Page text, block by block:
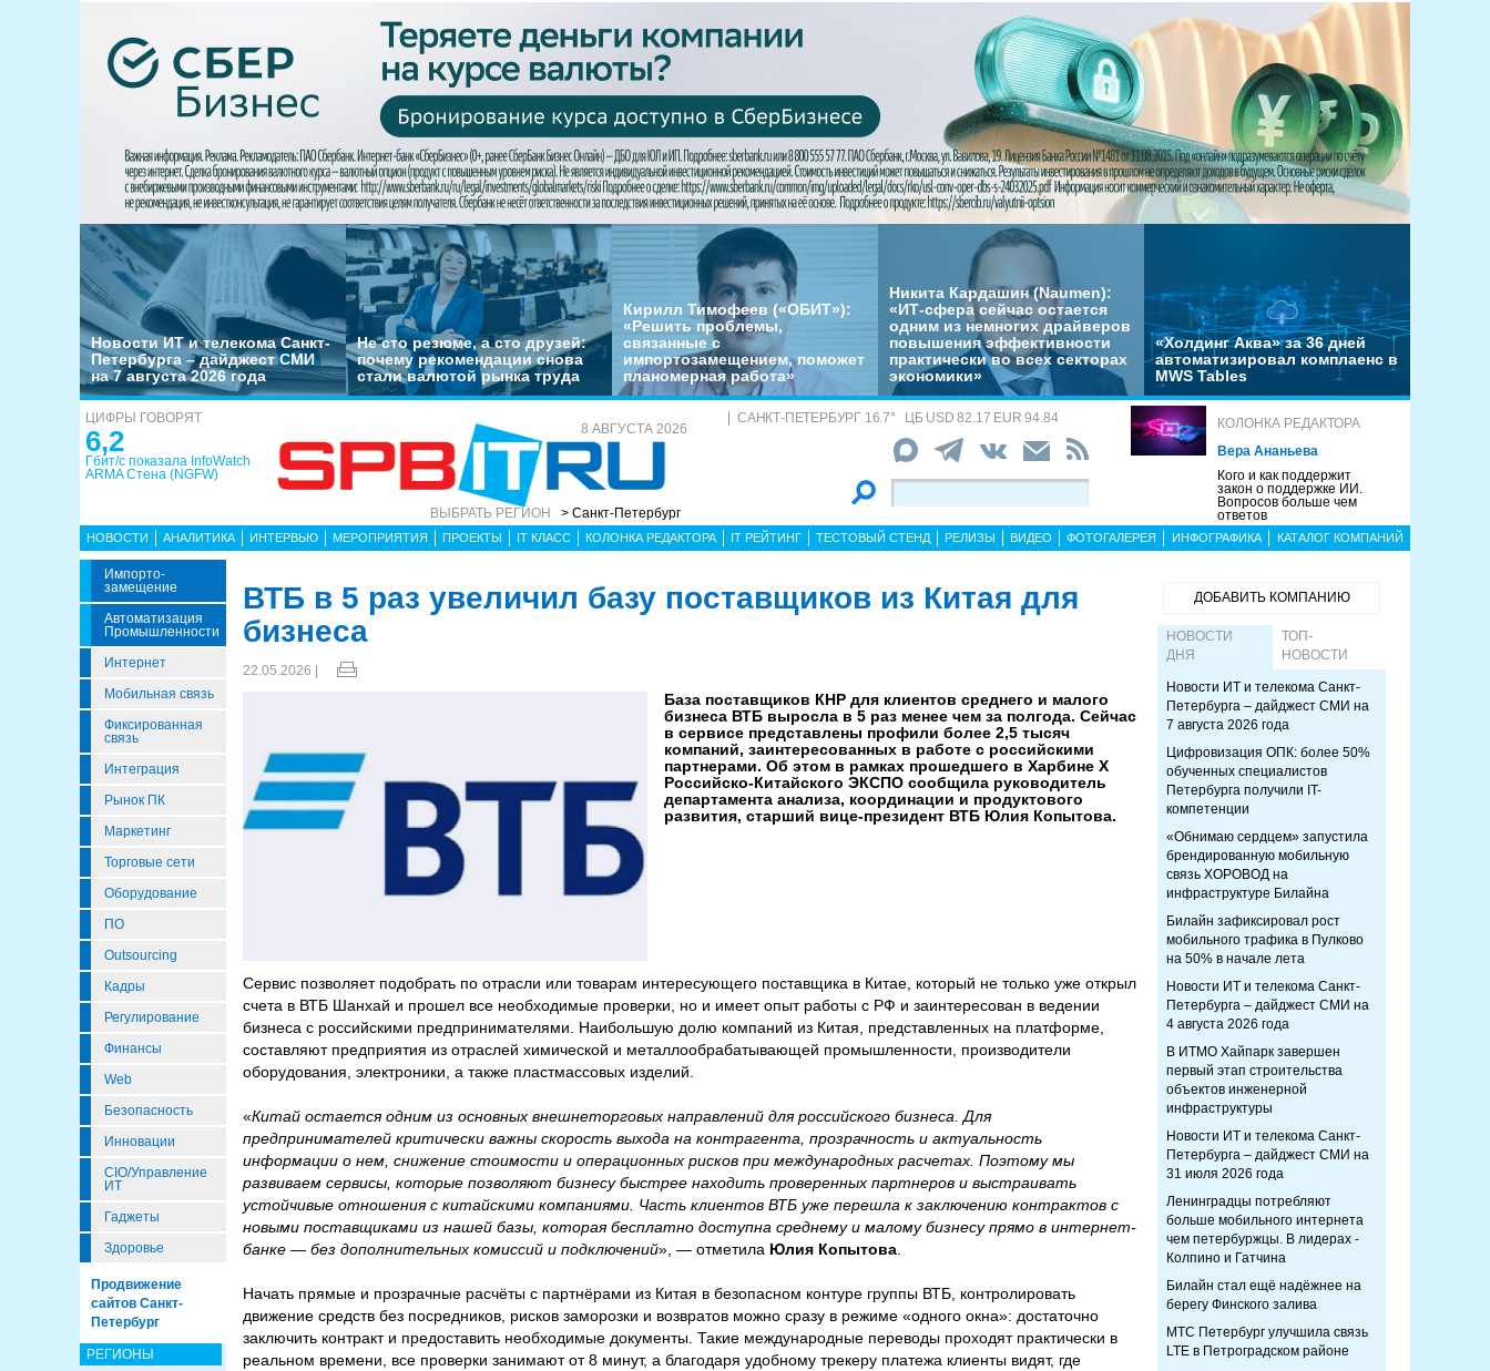
Новости ИТ и телекома Санкт-
Петербурга – дайджест СМИ
на 7 августа 2026 года
Не сто резюме, а сто друзей:
почему рекомендации снова
стали валютой рынка труда
Кирилл Тимофеев («ОБИТ»):
«Решить проблемы,
связанные с
импортозамещением, поможет
планомерная работа»
Никита Кардашин (Naumen):
«ИТ-сфера сейчас остается
одним из немногих драйверов
повышения эффективности
практически во всех секторах
экономики»
«Холдинг Аква» за 36 дней
автоматизировал комплаенс в
MWS Tables
ЦИФРЫ ГОВОРЯТ
6,2
Гбит/с показала InfoWatch
ARMA Стена (NGFW)
8 АВГУСТА 2026
ВЫБРАТЬ РЕГИОН > Санкт-Петербург
САНКТ-ПЕТЕРБУРГ 16.7° ЦБ USD 82.17 EUR 94.84
КОЛОНКА РЕДАКТОРА
Вера Ананьева
Кого и как поддержит
закон о поддержке ИИ.
Вопросов больше чем
ответов
НОВОСТИ АНАЛИТИКА ИНТЕРВЬЮ МЕРОПРИЯТИЯ ПРОЕКТЫ IT КЛАСС КОЛОНКА РЕДАКТОРА IT РЕЙТИНГ ТЕСТОВЫЙ СТЕНД РЕЛИЗЫ ВИДЕО ФОТОГАЛЕРЕЯ ИНФОГРАФИКА КАТАЛОГ КОМПАНИЙ
Импорто­
Замещение
Автоматизация
Промышленности
Интернет
Мобильная связь
Фиксированная
связь
Интеграция
Рынок ПК
Маркетинг
Торговые сети
Оборудование
ПО
Outsourcing
Кадры
Регулирование
Финансы
Web
Безопасность
Инновации
CIO/Управление
ИТ
Гаджеты
Здоровье
Продвижение
сайтов Санкт-
Петербург
РЕГИОНЫ
ВТБ в 5 раз увеличил базу поставщиков из Китая для
бизнеса
22.05.2026 |
База поставщиков КНР для клиентов среднего и малого
бизнеса ВТБ выросла в 5 раз менее чем за полгода. Сейчас
в сервисе представлены профили более 2,5 тысяч
компаний, заинтересованных в работе с российскими
партнерами. Об этом в рамках прошедшего в Харбине X
Российско-Китайского ЭКСПО сообщила руководитель
департамента анализа, координации и продуктового
развития, старший вице-президент ВТБ Юлия Копытова.
Сервис позволяет подобрать по отрасли или товарам интересующего поставщика в Китае, который не только уже открыл
счета в ВТБ Шанхай и прошел все необходимые проверки, но и имеет опыт работы с РФ и заинтересован в ведении
бизнеса с российскими предпринимателями. Наибольшую долю компаний из Китая, представленных на платформе,
составляют предприятия из отраслей химической и металлообрабатывающей промышленности, производители
оборудования, электроники, а также пластмассовых изделий.
«Китай остается одним из основных внешнеторговых направлений для российского бизнеса. Для
предпринимателей критически важны скорость выхода на контрагента, прозрачность и актуальность
информации о нем, снижение стоимости и операционных рисков при международных расчетах. Поэтому мы
развиваем сервисы, которые позволяют бизнесу быстрее находить проверенных партнеров и выстраивать
устойчивые отношения с китайскими компаниями. Часть клиентов ВТБ уже перешла к заключению контрактов с
новыми поставщиками из нашей базы, которая бесплатно доступна среднему и малому бизнесу прямо в интернет-
банке — без дополнительных комиссий и подключений», — отметила Юлия Копытова
Начать прямые и прозрачные расчёты с партнёрами из Китая в безопасном контуре группы ВТБ, контролировать
движение средств без посредников, рисков заморозки и возвратов можно сразу в режиме «одного окна»: достаточно
заключить контракт и предоставить необходимые документы. Такие международные переводы проходят практически в
реальном времени, все проверки занимают от 8 минут, а благодаря удобному трекеру платежа клиенты видят, где
ДОБАВИТЬ КОМПАНИЮ
НОВОСТИ
ДНЯ
ТОП-
НОВОСТИ
Новости ИТ и телекома Санкт-
Петербурга – дайджест СМИ на
7 августа 2026 года
Цифровизация ОПК: более 50%
обученных специалистов
Петербурга получили IT-
компетенции
«Обнимаю сердцем» запустила
брендированную мобильную
связь ХОРОВОД на
инфраструктуре Билайна
Билайн зафиксировал рост
мобильного трафика в Пулково
на 50% в начале лета
Новости ИТ и телекома Санкт-
Петербурга – дайджест СМИ на
4 августа 2026 года
В ИТМО Хайпарк завершен
первый этап строительства
объектов инженерной
инфраструктуры
Новости ИТ и телекома Санкт-
Петербурга – дайджест СМИ на
31 июля 2026 года
Ленинградцы потребляют
больше мобильного интернета
чем петербуржцы. В лидерах -
Колпино и Гатчина
Билайн стал ещё надёжнее на
берегу Финского залива
МТС Петербург улучшила связь
LTE в Петроградском районе